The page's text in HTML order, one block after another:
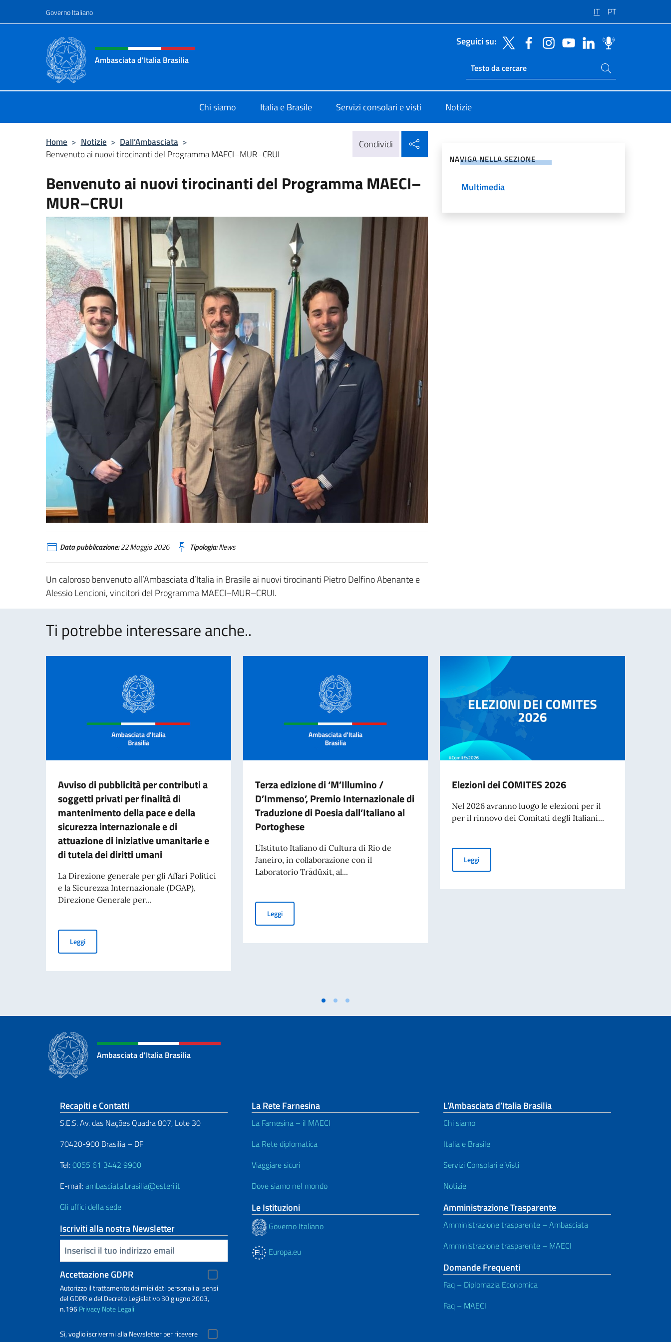
Governo Italiano IT PT
Intestazione sito, social e menù
Ambasciata d'Italia Brasilia
Seguici su:
Ricerca sito live
Cerca nel sito
Chi siamo Italia e Brasile Servizi consolari e visti Notizie
Home > Notizie > Dall’Ambasciata >
Benvenuto ai nuovi tirocinanti del Programma MAECI–MUR–CRUI
Condividi
Benvenuto ai nuovi tirocinanti del Programma MAECI–
MUR–CRUI
Data pubblicazione:22 Maggio 2026 Tipologia:News
Un caloroso benvenuto all’Ambasciata d’Italia in Brasile ai nuovi tirocinanti Pietro Delfino Abenante e
Alessio Lencioni, vincitori del Programma MAECI–MUR–CRUI.
NAVIGA NELLA SEZIONE
Multimedia
Ti potrebbe interessare anche..
Avviso di pubblicità per contributi a
soggetti privati per finalità di
mantenimento della pace e della
sicurezza internazionale e di
attuazione di iniziative umanitarie e
di tutela dei diritti umani
La Direzione generale per gli Affari Politici
e la Sicurezza Internazionale (DGAP),
Direzione Generale per...
LeggiAvviso di pubblicità per contributi a soggetti privati per finalità di mantenimento della pace e della sicurezza internazionale e di attuazione di iniziative umanitarie e di tutela dei diritti umani
Terza edizione di ‘M’Illumino /
D’Immenso’, Premio Internazionale di
Traduzione di Poesia dall’Italiano al
Portoghese
L’Istituto Italiano di Cultura di Rio de
Janeiro, in collaborazione con il
Laboratorio Trādūxit, al...
LeggiTerza edizione di ‘M’Illumino / D’Immenso’, Premio Internazionale di Traduzione di Poesia dall’Italiano al Portoghese
Elezioni dei COMITES 2026
Nel 2026 avranno luogo le elezioni per il
per il rinnovo dei Comitati degli Italiani...
LeggiElezioni dei COMITES 2026
Ambasciata d'Italia Brasilia
Sezione footer
Recapiti e Contatti
S.E.S. Av. das Nações Quadra 807, Lote 30
70420-900 Brasilia – DF
Tel:0055 61 3442 9900
E-mail:ambasciata.brasilia@esteri.it
Gli uffici della sede
Iscriviti alla nostra Newsletter
Inserisci la tua email
Accettazione GDPR
Autorizzo il trattamento dei miei dati personali ai sensi
del GDPR e del Decreto Legislativo 30 giugno 2003,
n.196PrivacyNote Legali
Sì, voglio iscrivermi alla Newsletter per ricevere
La Rete Farnesina
La Farnesina – il MAECI
La Rete diplomatica
Viaggiare sicuri
Dove siamo nel mondo
Le Istituzioni
Governo Italiano
Europa.eu
L’Ambasciata d’Italia Brasilia
Chi siamo
Italia e Brasile
Servizi Consolari e Visti
Notizie
Amministrazione Trasparente
Amministrazione trasparente – Ambasciata
Amministrazione trasparente – MAECI
Domande Frequenti
Faq – Diplomazia Economica
Faq – MAECI